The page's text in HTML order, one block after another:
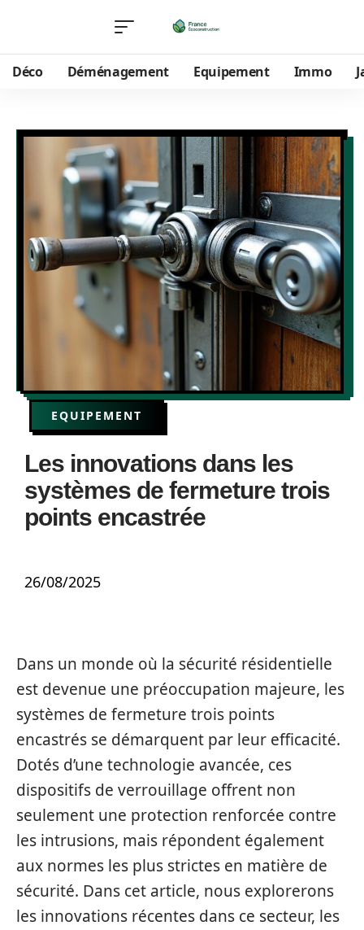
Déco Déménagement Equipement Immo
EQUIPEMENT
Les innovations dans les
systèmes de fermeture trois
points encastrée
26/08/2025
Dans un monde où la sécurité résidentielle
est devenue une préoccupation majeure, les
systèmes de fermeture trois points
encastrés se démarquent par leur efficacité.
Dotés d’une technologie avancée, ces
dispositifs de verrouillage offrent non
seulement une protection renforcée contre
les intrusions, mais répondent également
aux normes les plus strictes en matière de
sécurité. Dans cet article, nous explorerons
les innovations récentes dans ce secteur, les